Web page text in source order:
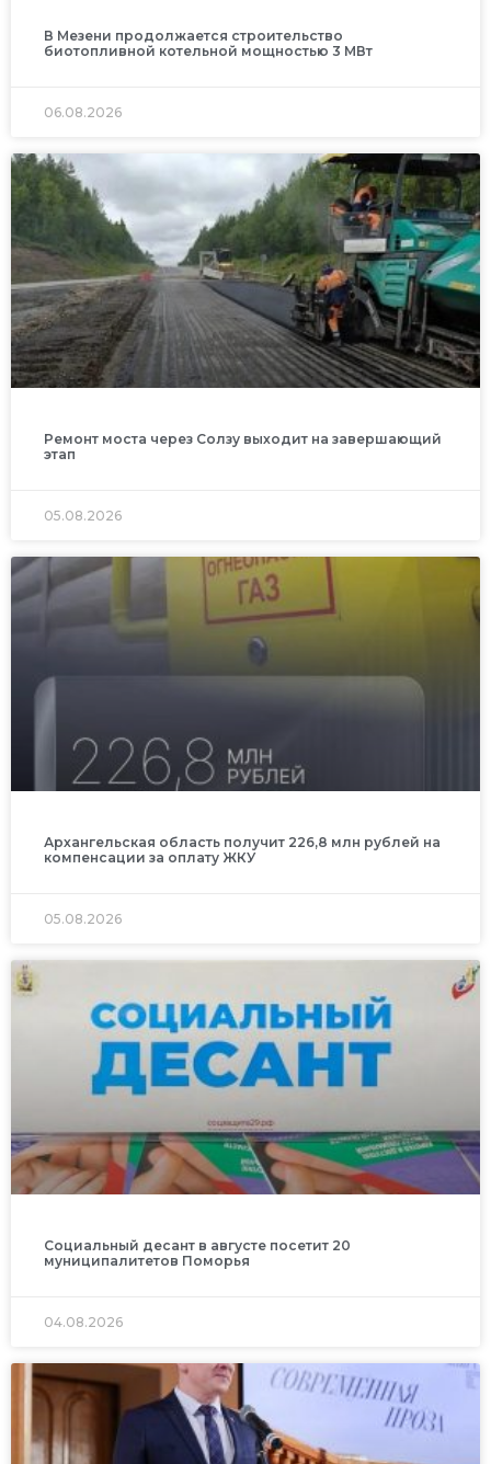
В Мезени продолжается строительство
биотопливной котельной мощностью 3 МВт
06.08.2026
Ремонт моста через Солзу выходит на завершающий
этап
05.08.2026
Архангельская область получит 226,8 млн рублей на
компенсации за оплату ЖКУ
05.08.2026
Социальный десант в августе посетит 20
муниципалитетов Поморья
04.08.2026